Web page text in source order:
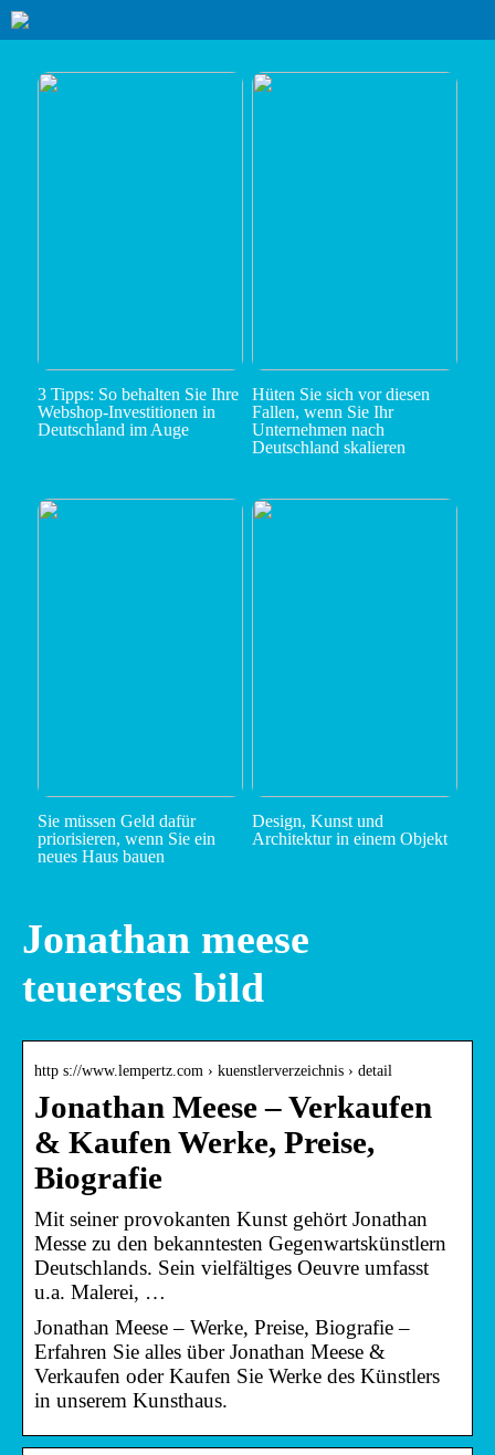
3 Tipps: So behalten Sie Ihre
Webshop-Investitionen in
Deutschland im Auge
Hüten Sie sich vor diesen
Fallen, wenn Sie Ihr
Unternehmen nach
Deutschland skalieren
Sie müssen Geld dafür
priorisieren, wenn Sie ein
neues Haus bauen
Design, Kunst und
Architektur in einem Objekt
Jonathan meese
teuerstes bild
http s://www.lempertz.com › kuenstlerverzeichnis › detail
Jonathan Meese – Verkaufen
& Kaufen Werke, Preise,
Biografie
Mit seiner provokanten Kunst gehört Jonathan
Messe zu den bekanntesten Gegenwartskünstlern
Deutschlands. Sein vielfältiges Oeuvre umfasst
u.a. Malerei, …
Jonathan Meese – Werke, Preise, Biografie –
Erfahren Sie alles über Jonathan Meese &
Verkaufen oder Kaufen Sie Werke des Künstlers
in unserem Kunsthaus.